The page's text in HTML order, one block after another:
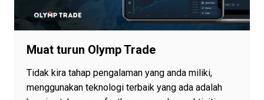
Muat turun Olymp Trade
Tidak kira tahap pengalaman yang anda miliki,
menggunakan teknologi terbaik yang ada adalah